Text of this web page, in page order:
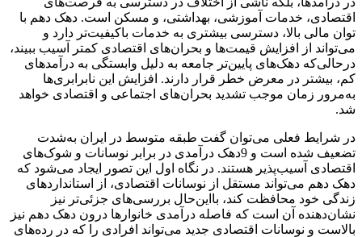
اقتصادی، خدمات آموزشی، بهداشتی، و مسکن است. دهک دهم با
توان مالی بالا، دسترسی بیشتری به خدمات باکیفیت‌تر دارد و
می‌تواند از افزایش قیمت‌ها و بحران‌های اقتصادی کمتر آسیب ببیند،
در‌حالی‌که دهک‌های پایین‌تر جامعه به دلیل وابستگی به درآمدهای
کم، بیشتر در معرض خطر قرار دارند. افزایش این نابرابری‌ها
به‌مرور زمان موجب تشدید بحران‌های اجتماعی و اقتصادی خواهد
شد.
در شرایط فعلی می‌توان گفت طبقه متوسط در ایران به‌شدت
تضعیف شده است و 9دهک درآمدی در برابر نوسانات و شوک‌های
اقتصادی آسیب‌پذیر هستند. در نگاه اول این تصور ایجاد می‌شود که
دهک دهم می‌تواند مستقل از نوسانات اقتصادی، از استانداردهای
زندگی خود محافظت کند، با‌این‌حال بررسی‌های جزئی‌تر نیز
نشان‌دهنده آن است که فاصله درآمدی خانوارها درون دهک دهم نیز
بالاست و نوسانات اقتصادی جدید می‌تواند افرادی را که در رده‌های